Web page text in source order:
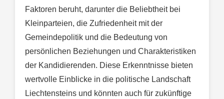
Faktoren beruht, darunter die Beliebtheit bei
Kleinparteien, die Zufriedenheit mit der
Gemeindepolitik und die Bedeutung von
persönlichen Beziehungen und Charakteristiken
der Kandidierenden. Diese Erkenntnisse bieten
wertvolle Einblicke in die politische Landschaft
Liechtensteins und könnten auch für zukünftige